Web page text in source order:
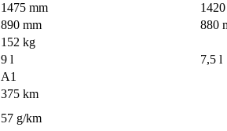
1475 mm
890 mm
880
152 kg
9 l
7,5 l
A1
375 km
57 g/km